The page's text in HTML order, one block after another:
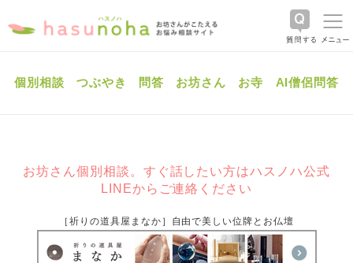
個別相談 つぶやき 問答 お坊さん お寺 AI僧侶問答
お坊さん個別相談。すぐ話したい方はハスノハ公式
LINEからご連絡ください
［祈りの道具屋まなか］自由で美しい位牌とお仏壇